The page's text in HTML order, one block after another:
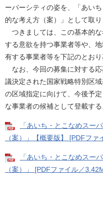
ーパーシティの姿を、「あい
的な考え方（案）」として取り
つきましては、この基本的
する意欲を持つ事業者等や、
有する事業者等を下記のとおり
なお、今回の募集に対する
議決定された国家戦略特別区
の区域指定に向けて、今後予
な事業者の候補として登載する
「あいち・とこなめスー
（案）」【概要版】 [PDFファ
「あいち・とこなめスー
（案）」 [PDFファイル／